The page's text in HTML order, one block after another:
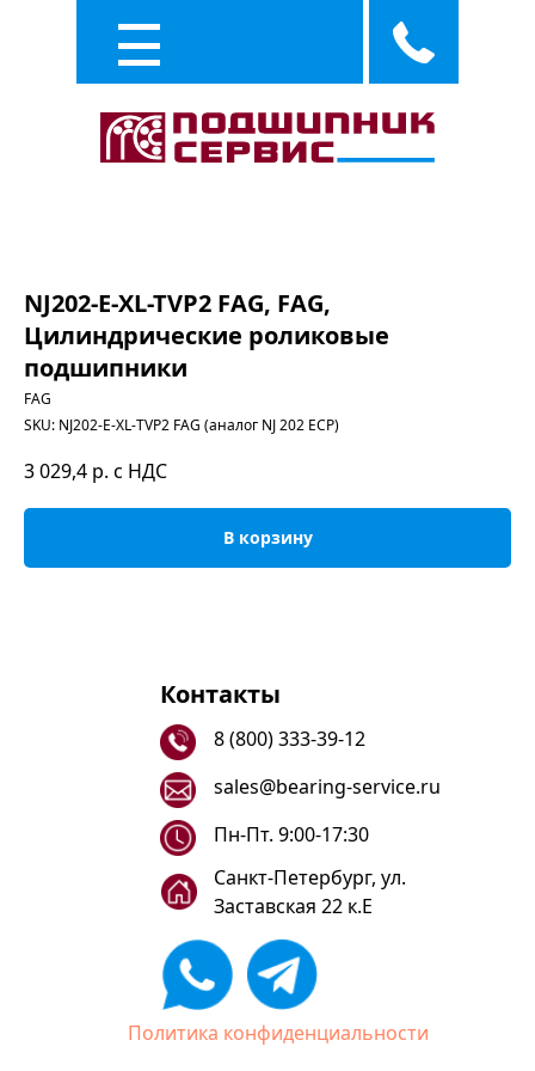
NJ202-E-XL-TVP2 FAG, FAG,
Цилиндрические роликовые
подшипники
FAG
SKU: NJ202-E-XL-TVP2 FAG (аналог NJ 202 ECP)
3 029,4 р. с НДС
В корзину
Контакты
8 (800) 333-39-12
sales@bearing-service.ru
Санкт-Петербург, ул.
Заставская 22 к.Е
Пн-Пт. 9:00-17:30
Политика конфиденциальности